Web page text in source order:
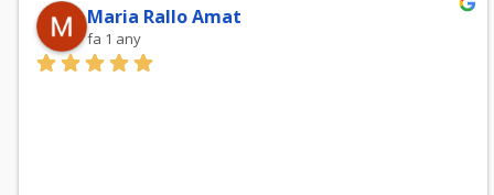
Maria Rallo Amat
fa 1 any